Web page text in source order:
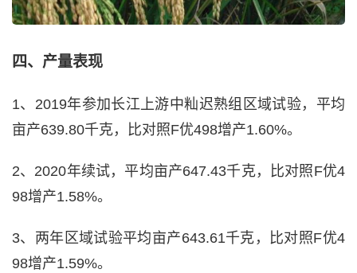
四、产量表现
1、2019年参加长江上游中籼迟熟组区域试验，平均
亩产639.80千克，比对照F优498增产1.60%。
2、2020年续试，平均亩产647.43千克，比对照F优4
98增产1.58%。
3、两年区域试验平均亩产643.61千克，比对照F优4
98增产1.59%。